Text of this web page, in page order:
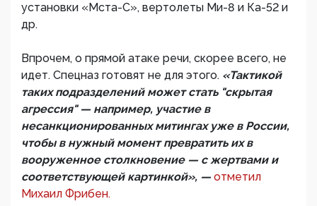
установки «Мста-С», вертолеты Ми-8 и Ка-52 и
др.
Впрочем, о прямой атаке речи, скорее всего, не
идет. Спецназ готовят не для этого. «Тактикой
таких подразделений может стать "скрытая
агрессия" — например, участие в
несанкционированных митингах уже в России,
чтобы в нужный момент превратить их в
вооруженное столкновение — с жертвами и
соответствующей картинкой», — отметил
Михаил Фрибен.